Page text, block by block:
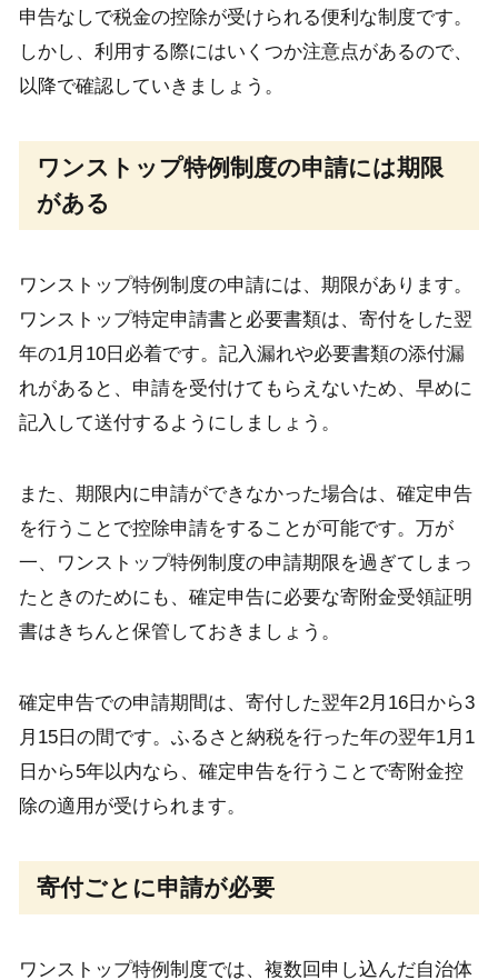
申告なしで税金の控除が受けられる便利な制度です。
しかし、利用する際にはいくつか注意点があるので、
以降で確認していきましょう。
ワンストップ特例制度の申請には期限
がある
ワンストップ特例制度の申請には、期限があります。
ワンストップ特定申請書と必要書類は、寄付をした翌
年の1月10日必着です。記入漏れや必要書類の添付漏
れがあると、申請を受付けてもらえないため、早めに
記入して送付するようにしましょう。
また、期限内に申請ができなかった場合は、確定申告
を行うことで控除申請をすることが可能です。万が
一、ワンストップ特例制度の申請期限を過ぎてしまっ
たときのためにも、確定申告に必要な寄附金受領証明
書はきちんと保管しておきましょう。
確定申告での申請期間は、寄付した翌年2月16日から3
月15日の間です。ふるさと納税を行った年の翌年1月1
日から5年以内なら、確定申告を行うことで寄附金控
除の適用が受けられます。
寄付ごとに申請が必要
ワンストップ特例制度では、複数回申し込んだ自治体